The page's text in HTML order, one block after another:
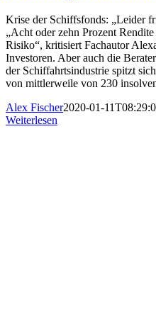
Krise der Schiffsfonds: „Leider
„Acht oder zehn Prozent
Risiko“, kritisiert Fachautor
Investoren. Aber auch die
der Schiffahrtsindustrie spitzt
von mittlerweile von 230
Alex Fischer2020-01-
Weiterlesen